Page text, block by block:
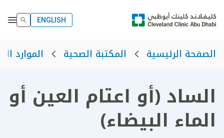
ENGLISH
الصفحة الرئيسية المكتبة الصحية الموارد
الساد (أو اعتام العين أو
الماء البيضاء)